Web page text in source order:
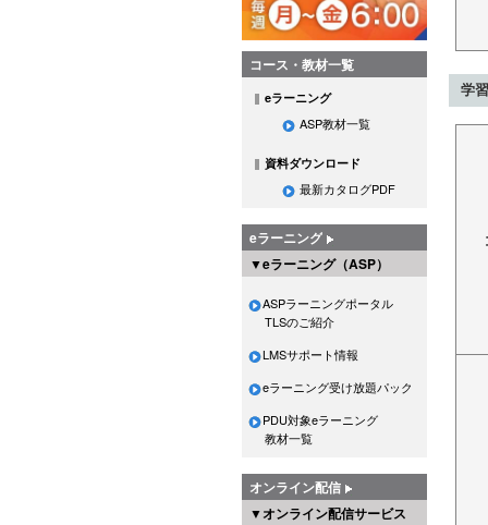
コース・教材一覧
eラーニング
ASP教材一覧
資料ダウンロード
最新カタログPDF
eラーニング
▼eラーニング（ASP）
ASPラーニングポータル
TLSのご紹介
LMSサポート情報
eラーニング受け放題パック
PDU対象eラーニング
教材一覧
オンライン配信
▼オンライン配信サービス
学